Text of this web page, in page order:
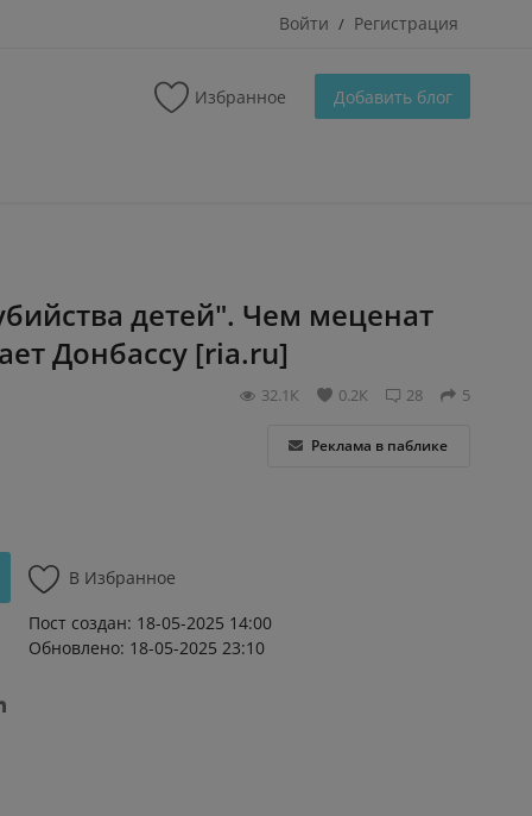
Войти / Регистрация
Избранное Добавить блог
детей". Чем меценат
Донбассу [ria.ru]
5
28
0.2К
32.1К
Реклама в паблике
В Избранное
Пост создан: 18-05-2025 14:00
Обновлено: 18-05-2025 23:10